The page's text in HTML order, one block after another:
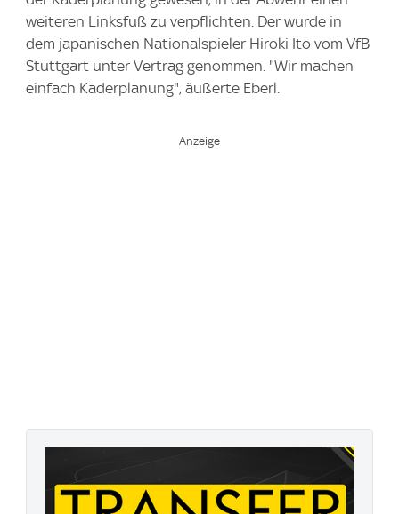
weiteren Linksfuß zu verpflichten. Der wurde in
dem japanischen Nationalspieler Hiroki Ito vom VfB
Stuttgart unter Vertrag genommen. "Wir machen
einfach Kaderplanung", äußerte Eberl.